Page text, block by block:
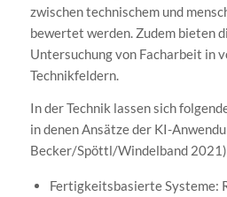
zwischen technischem und
bewertet werden. Zudem bieten
Untersuchung von Facharbeit in
Technikfeldern.
In der Technik lassen sich
in denen Ansätze der KI-
Becker/Spöttl/Windelband
Fertigkeitsbasierte Systeme: